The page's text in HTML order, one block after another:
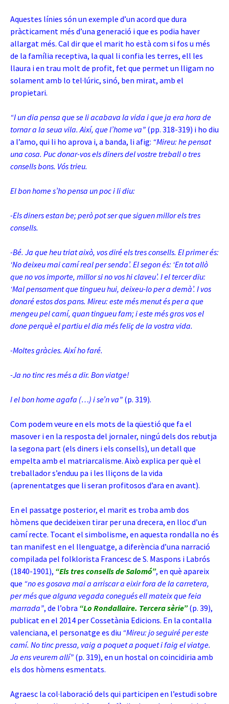
Aquestes línies són un exemple d’un acord que dura
pràcticament més d’una generació i que es podia haver
allargat més. Cal dir que el marit ho està com si fos u més
de la família receptiva, la qual li confia les terres, ell les
llaura i en trau molt de profit, fet que permet un lligam no
solament amb lo tel·lúric, sinó, ben mirat, amb el
propietari.
“I un dia pensa que se li acabava la vida i que ja era hora de
tornar a la seua vila. Així, que l’home va” (pp. 318-319) i ho diu
a l’amo, qui li ho aprova i, a banda, li afig: “Mireu: he pensat
una cosa. Puc donar-vos els diners del vostre treball o tres
consells bons. Vós trieu.
El bon home s’ho pensa un poc i li diu:
-Els diners estan be; però pot ser que siguen millor els tres
consells.
-Bé. Ja que heu triat això, vos diré els tres consells. El primer és:
‘No deixeu mai camí real per senda’. El segon és: ‘En tot allò
que no vos importe, millor si no vos hi claveu’. I el tercer diu:
‘Mal pensament que tingueu hui, deixeu-lo per a demà’. I vos
donaré estos dos pans. Mireu: este més menut és per a que
mengeu pel camí, quan tingueu fam; i este més gros vos el
done perquè el partiu el dia més feliç de la vostra vida.
-Moltes gràcies. Així ho faré.
-Ja no tinc res més a dir. Bon viatge!
I el bon home agafa (…) i se’n va” (p. 319).
Com podem veure en els mots de la qüestió que fa el
masover i en la resposta del jornaler, ningú dels dos rebutja
la segona part (els diners i els consells), un detall que
empelta amb el matriarcalisme. Això explica per què el
treballador s’enduu pa i les lliçons de la vida
(aprenentatges que li seran profitosos d’ara en avant).
En el passatge posterior, el marit es troba amb dos
hòmens que decideixen tirar per una drecera, en lloc d’un
camí recte. Tocant el simbolisme, en aquesta rondalla no és
tan manifest en el llenguatge, a diferència d’una narració
compilada pel folklorista Francesc de S. Maspons i Labrós
(1840-1901), “Els tres consells de Salomó”, en què apareix
que “no es gosava mai a arriscar a eixir fora de la carretera,
per més que alguna vegada conegués ell mateix que feia
marrada”, de l’obra “Lo Rondallaire. Tercera sèrie”(p. 39),
publicat en el 2014 per Cossetània Edicions. En la contalla
valenciana, el personatge es diu “Mireu: jo seguiré per este
camí. No tinc pressa, vaig a poquet a poquet i faig el viatge.
Ja ens veurem allí” (p. 319), en un hostal on coincidiria amb
els dos hòmens esmentats.
Agraesc la col·laboració dels qui participen en l’estudi sobre